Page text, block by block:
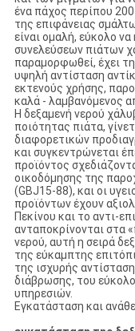
ένα πάχος περίπου
της επιφάνειας
είναι ομαλή, εύκολο
συνελεύσεων πιάτων
παραμορφωθεί, έχει
υψηλή αντίσταση
εκτενούς χρήσης,
καλά - λαμβανόμενος
Η δεξαμενή νερού
ποιότητας πιάτα,
διαφορετικών
και συγκεντρώνεται
προϊόντος
οικοδόμησης της
(GBJ15-88), και οι
προϊόντων έχουν
Πεκίνου και το αντι-
ανταποκρίνονται στα
νερού, αυτή η σειρά
της εύκαμπτης
της ισχυρής
διάβρωσης, του
υπηρεσιών.
Εγκατάσταση και